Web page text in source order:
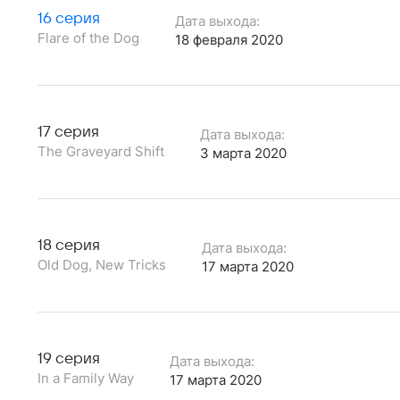
16 серия
Flare of the Dog
Дата выхода:
18 февраля 2020
17 серия
The Graveyard Shift
Дата выхода:
3 марта 2020
18 серия
Old Dog, New Tricks
Дата выхода:
17 марта 2020
19 серия
In a Family Way
Дата выхода:
17 марта 2020